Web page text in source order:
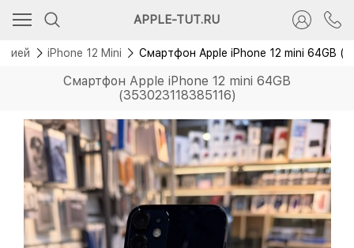
APPLE-TUT.RU
iPhone 12 Mini Смартфон Apple iPhone 12 mini 64GB
Смартфон Apple iPhone 12 mini 64GB
(353023118385116)